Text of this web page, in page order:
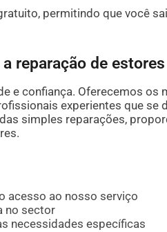
permitindo que você
reparação de estores
e confiança. Oferecemos os
experientes que se
simples reparações,
acesso ao nosso serviço
no sector
necessidades específicas